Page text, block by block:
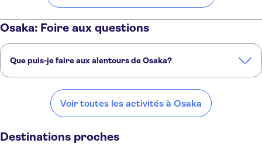
Osaka: Foire aux questions
Que puis-je faire aux alentours de Osaka?
Kyoto Nagoya Kanazawa Takayama
Voir toutes les activités à Osaka
Destinations proches